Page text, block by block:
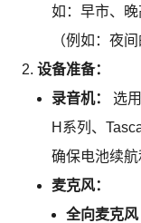
如：早市、
（例如：夜
设备准备：
录音机：
选
H系列、
确保电池续航
麦克风：
全向麦克